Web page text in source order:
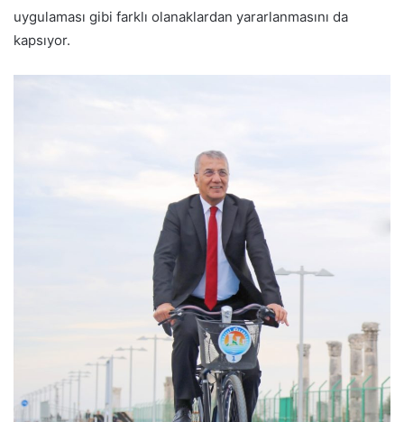
uygulaması gibi farklı olanaklardan yararlanmasını da
kapsıyor.